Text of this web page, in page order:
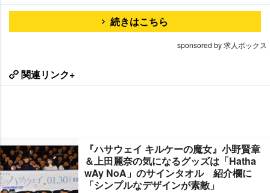
続きはこちら
sponsored by 求人ボックス
関連リンク+
『ハサウェイ キルケーの魔女』小野賢章
＆上田麗奈の気になるグッズは「Hatha
wAy NoA」のサインタオル 紹介欄に
「シンプルなデザインが素敵」